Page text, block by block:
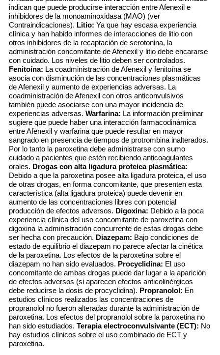
indican que puede producirse interacción entre Afenexil e
inhibidores de la monoaminoxidasa (MAO) (ver
Contraindicaciones). Litio: Ya que hay escasa experiencia
clínica y han habido informes de interacciones de litio con
otros inhibidores de la recaptación de serotonina, la
administración concomitante de Afenexil y litio debe encararse
con cuidado. Los niveles de litio deben ser controlados.
Fenitoína: La coadministración de Afenexil y fenitoína se
asocia con disminución de las concentraciones plasmáticas
de Afenexil y aumento de experiencias adversas. La
coadministración de Afenexil con otros anticonvulsivos
también puede asociarse con una mayor incidencia de
experiencias adversas. Warfarina: La información preliminar
sugiere que puede haber una interacción farmacodinámica
entre Afenexil y warfarina que puede resultar en mayor
sangrado en presencia de tiempos de protrombina inalterados.
Por lo tanto la paroxetina debe administrarse con sumo
cuidado a pacientes que estén recibiendo anticoagulantes
orales. Drogas con alta ligadura proteica plasmática:
Debido a que la paroxetina posee alta ligadura proteica, el uso
de otras drogas, en forma concomitante, que presenten esta
característica (alta ligadura proteica) puede devenir en
aumento de las concentraciones libres con potencial
producción de efectos adversos. Digoxina: Debido a la poca
experiencia clínica del uso concomitante de paroxetina con
digoxina la administración concurrente de estas drogas debe
ser hecha con precaución. Diazepam: Bajo condiciones de
estado de equilibrio el diazepam no parece afectar la cinética
de la paroxetina. Los efectos de la paroxetina sobre el
diazepam no han sido evaluados. Procyclidina: El uso
concomitante de ambas drogas puede dar lugar a la aparición
de efectos adversos (si aparecen efectos anticolinérgicos
debe reducirse la dosis de procyclidina). Propranolol: En
estudios clínicos realizados las concentraciones de
propranolol no fueron alteradas durante la administración de
paroxetina. Los efectos del propranolol sobre la paroxetina no
han sido estudiados. Terapia electroconvulsivante (ECT): No
hay estudios clínicos sobre el uso combinado de ECT y
paroxetina.